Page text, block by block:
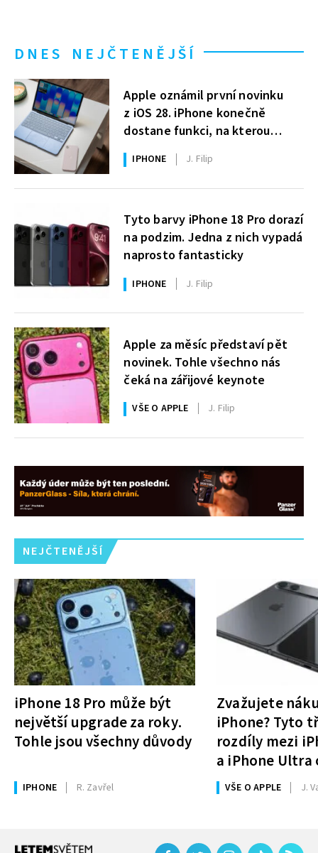
DNES NEJČTENĚJŠÍ
Apple oznámil první novinku
z iOS 28. iPhone konečně
dostane funkci, na kterou
uživatelé Windows čekají roky
IPHONE J. Filip
Tyto barvy iPhone 18 Pro dorazí
na podzim. Jedna z nich vypadá
naprosto fantasticky
IPHONE J. Filip
Apple za měsíc představí pět
novinek. Tohle všechno nás
čeká na zářijové keynote
VŠE O APPLE J. Filip
NEJČTENĚJŠÍ
iPhone 18 Pro může být
největší upgrade za roky.
Tohle jsou všechny důvody
IPHONE R. Zavřel
Zvažujete
iPhone? Tyto
rozdíly mezi
a iPhone Ultra
rozhodnutí
VŠE O APPLE J.